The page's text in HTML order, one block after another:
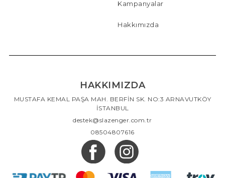
Kampanyalar
Hakkımızda
HAKKIMIZDA
MUSTAFA KEMAL PAŞA MAH. BERFİN SK. NO:3 ARNAVUTKÖY
İSTANBUL
destek@slazenger.com.tr
08504807616